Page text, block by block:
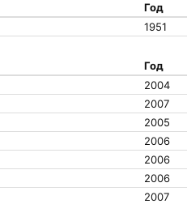
Год
1951
Год
2004
2007
2005
2006
2006
2006
2007